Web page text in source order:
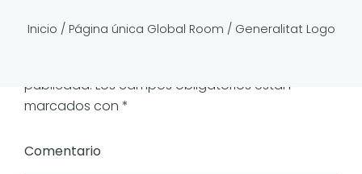
Inicio / Página única Global Room / Generalitat Logo
Deja una respuesta
publicada. Los campos obligatorios están
marcados con *
Comentario